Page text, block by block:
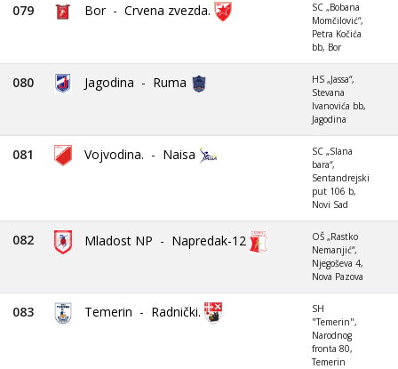
079 Bor - Crvena zvezda.
SC „Bobana
Momčilović“,
Petra Kočića
bb, Bor
080 Jagodina - Ruma
HS „Jassa“,
Stevana
Ivanovića bb,
Jagodina
081 Vojvodina. - Naisa
SC „Slana
bara“,
Sentandrejski
put 106 b,
Novi Sad
082 Mladost NP - Napredak-12
OŠ „Rastko
Nemanjić“,
Njegoševa 4,
Nova Pazova
083 Temerin - Radnički.
SH
"Temerin",
Narodnog
fronta 80,
Temerin